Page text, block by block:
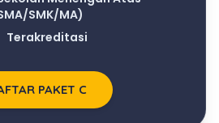
SMK/MA)
Terakreditasi
PAKET C